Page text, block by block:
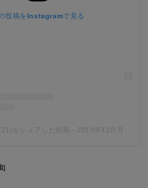
投稿をInstagramで見る
がシェアした投稿 - 2019年12月月1日午前8時07分PST